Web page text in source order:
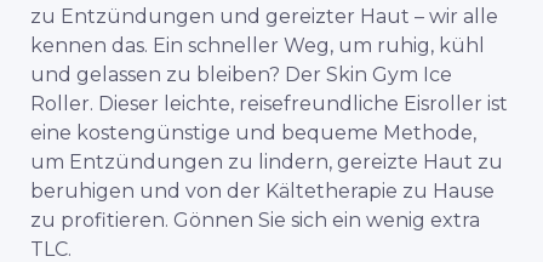
zu Entzündungen und gereizter Haut – wir alle
kennen das. Ein schneller Weg, um ruhig, kühl
und gelassen zu bleiben? Der Skin Gym Ice
Roller. Dieser leichte, reisefreundliche Eisroller ist
eine kostengünstige und bequeme Methode,
um Entzündungen zu lindern, gereizte Haut zu
beruhigen und von der Kältetherapie zu Hause
zu profitieren. Gönnen Sie sich ein wenig extra
TLC.